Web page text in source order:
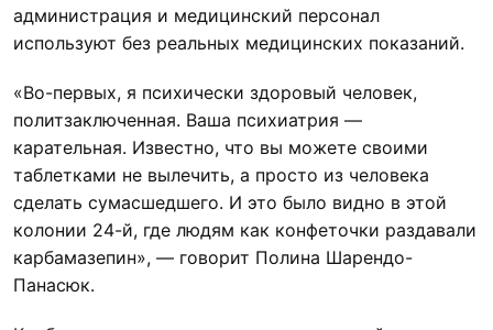
администрация и медицинский персонал
используют без реальных медицинских показаний.
«Во-первых, я психически здоровый человек,
политзаключенная. Ваша психиатрия —
карательная. Известно, что вы можете своими
таблетками не вылечить, а просто из человека
сделать сумасшедшего. И это было видно в этой
колонии 24-й, где людям как конфеточки раздавали
карбамазепин», — говорит Полина Шарендо-
Панасюк.